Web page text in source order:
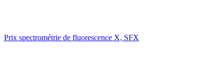
Prix spectrométrie de fluorescence X, SFX